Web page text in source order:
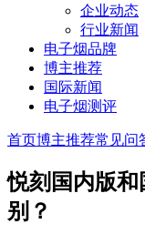
企业动态
行业新闻
电子烟品牌
博主推荐
国际新闻
电子烟测评
首页博主推荐常见问
悦刻国内版
别？